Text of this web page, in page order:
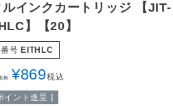
ルインクカートリッジ 【JIT-
】【20】
号 EITHLC
格 ¥869税込
イント進呈 ]